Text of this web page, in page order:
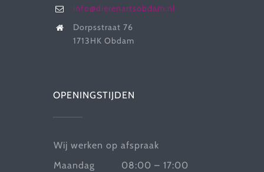
info@dierenartsobdam.nl
Dorpsstraat 76
1713HK Obdam
OPENINGSTIJDEN
Wij werken op afspraak
Maandag
08:00 – 17:00